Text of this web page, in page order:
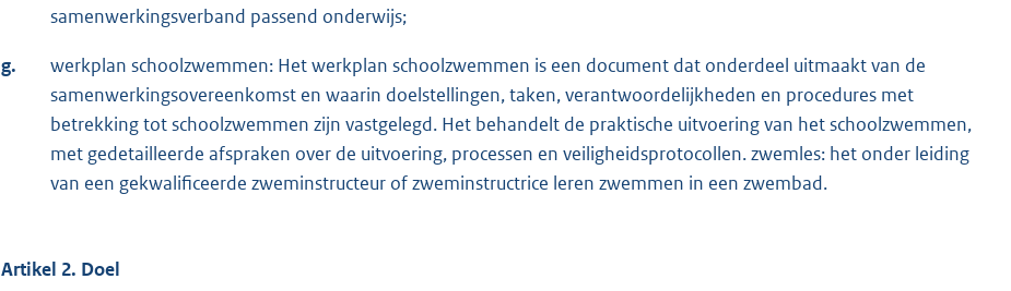
samenwerkingsverband passend onderwijs;
g.
werkplan schoolzwemmen: Het werkplan schoolzwemmen is een document dat onderdeel uitmaakt van de
samenwerkingsovereenkomst en waarin doelstellingen, taken, verantwoordelijkheden en procedures met
betrekking tot schoolzwemmen zijn vastgelegd. Het behandelt de praktische uitvoering van het schoolzwemmen,
met gedetailleerde afspraken over de uitvoering, processen en veiligheidsprotocollen. zwemles: het onder leiding
van een gekwalificeerde zweminstructeur of zweminstructrice leren zwemmen in een zwembad.
Artikel 2. Doel